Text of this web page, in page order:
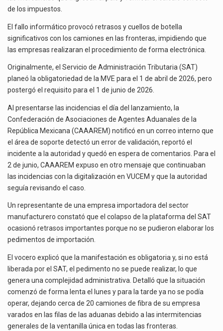
de los impuestos.
El fallo informático provocó retrasos y cuellos de botella
significativos con los camiones en las fronteras, impidiendo que
las empresas realizaran el procedimiento de forma electrónica.
Originalmente, el Servicio de Administración Tributaria (SAT)
planeó la obligatoriedad de la MVE para el 1 de abril de 2026, pero
postergó el requisito para el 1 de junio de 2026.
Al presentarse las incidencias el día del lanzamiento, la
Confederación de Asociaciones de Agentes Aduanales de la
República Mexicana (CAAAREM) notificó en un correo interno que
el área de soporte detectó un error de validación, reportó el
incidente a la autoridad y quedó en espera de comentarios. Para el
2 de junio, CAAAREM expuso en otro mensaje que continuaban
las incidencias con la digitalización en VUCEM y que la autoridad
seguía revisando el caso.
Un representante de una empresa importadora del sector
manufacturero constató que el colapso de la plataforma del SAT
ocasionó retrasos importantes porque no se pudieron elaborar los
pedimentos de importación.
El vocero explicó que la manifestación es obligatoria y, si no está
liberada por el SAT, el pedimento no se puede realizar, lo que
genera una complejidad administrativa. Detalló que la situación
comenzó de forma lenta el lunes y para la tarde ya no se podía
operar, dejando cerca de 20 camiones de fibra de su empresa
varados en las filas de las aduanas debido a las intermitencias
generales de la ventanilla única en todas las fronteras.